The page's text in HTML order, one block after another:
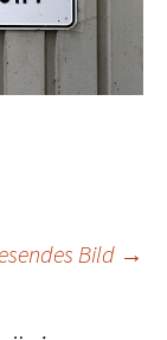
Bild →